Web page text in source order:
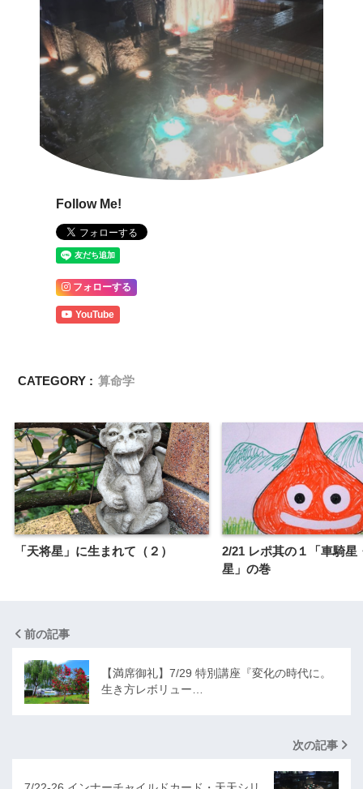
Follow Me!
フォローする
YouTube
CATEGORY : 算命学
「天将星」に生まれて（２）
2/21 レポ其の１「車騎星
星」の巻
前の記事
【満席御礼】7/29 特別講座『変化の時代に。
生き方レボリュー…
次の記事